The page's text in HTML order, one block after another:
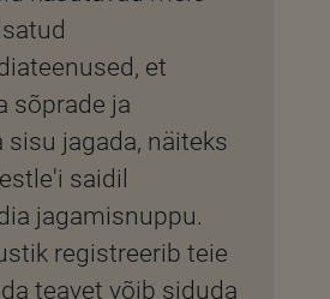
et
sõprade ja
jagada, näiteks
saidil
jagamisnuppu.
registreerib teie
teavet võib siduda